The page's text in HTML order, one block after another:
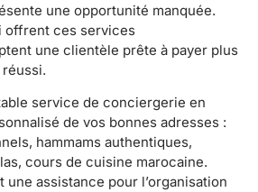
une opportunité manquée.
offrent ces services
une clientèle prête à payer plus
service de conciergerie en
de vos bonnes adresses :
hammams authentiques,
cours de cuisine marocaine.
une assistance pour l’organisation